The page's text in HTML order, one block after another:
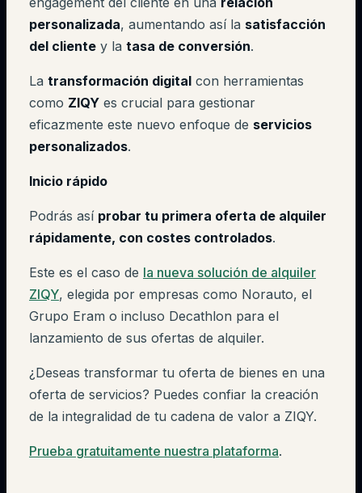
personalizada, aumentando así la satisfacción
del cliente y la tasa de conversión.
La transformación digital con herramientas
como ZIQY es crucial para gestionar
eficazmente este nuevo enfoque de servicios
personalizados.
Inicio rápido
Podrás así probar tu primera oferta de alquiler
rápidamente, con costes controlados.
Este es el caso de la nueva solución de alquiler
ZIQY, elegida por empresas como Norauto, el
Grupo Eram o incluso Decathlon para el
lanzamiento de sus ofertas de alquiler.
¿Deseas transformar tu oferta de bienes en una
oferta de servicios? Puedes confiar la creación
de la integralidad de tu cadena de valor a ZIQY.
Prueba gratuitamente nuestra plataforma.